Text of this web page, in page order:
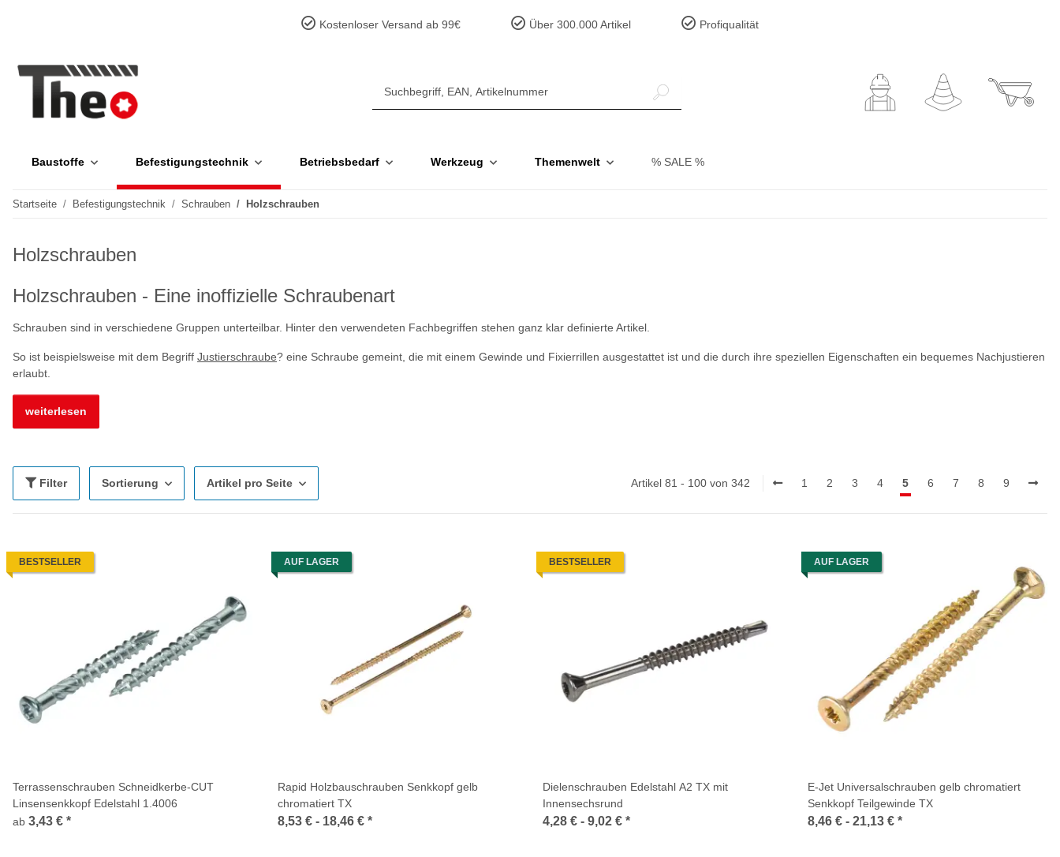
Kostenloser Versand ab 99€ Über 300.000 Artikel Profiqualität
Baustoffe Befestigungstechnik Betriebsbedarf Werkzeug Themenwelt % SALE %
Startseite Befestigungstechnik Schrauben Holzschrauben
Holzschrauben
Holzschrauben - Eine inoffizielle Schraubenart
Schrauben sind in verschiedene Gruppen unterteilbar. Hinter den verwendeten Fachbegriffen stehen ganz klar definierte Artikel.
So ist beispielsweise mit dem Begriff Justierschraube? eine Schraube gemeint, die mit einem Gewinde und Fixierrillen ausgestattet ist und die durch ihre speziellen Eigenschaften ein bequemes Nachjustieren
erlaubt.
weiterlesen
Filter Sortierung Artikel pro Seite Artikel 81 - 100 von 342 1 2 3 4 5 6 7 8 9
BESTSELLER
Terrassenschrauben Schneidkerbe-CUT
Linsensenkkopf Edelstahl 1.4006
ab 3,43 € *
AUF LAGER
Rapid Holzbauschrauben Senkkopf gelb
chromatiert TX
8,53 € - 18,46 € *
BESTSELLER
Dielenschrauben Edelstahl A2 TX mit
Innensechsrund
4,28 € - 9,02 € *
AUF LAGER
E-Jet Universalschrauben gelb chromatiert
Senkkopf Teilgewinde TX
8,46 € - 21,13 € *